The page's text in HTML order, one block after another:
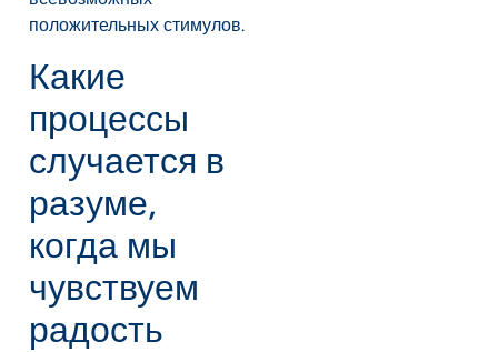
положительных стимулов.
Какие
процессы
случается в
разуме,
когда мы
чувствуем
радость